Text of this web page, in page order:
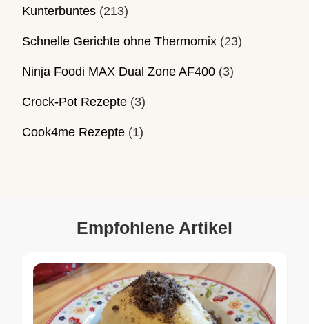
Kunterbuntes (213)
Schnelle Gerichte ohne Thermomix (23)
Ninja Foodi MAX Dual Zone AF400 (3)
Crock-Pot Rezepte (3)
Cook4me Rezepte (1)
Empfohlene Artikel